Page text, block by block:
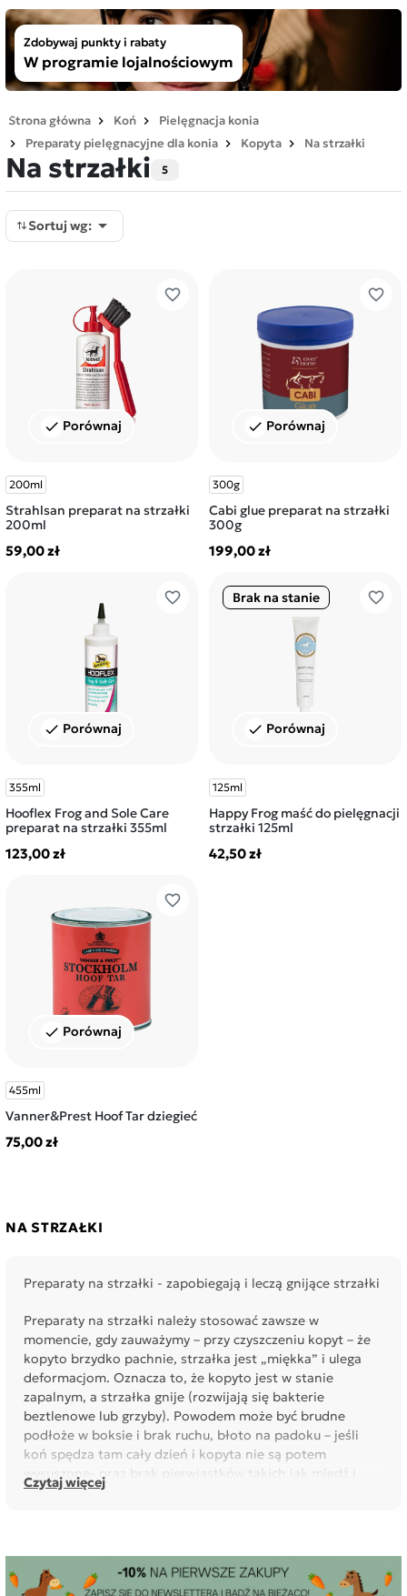
Zdobywaj punkty i rabaty
W programie lojalnościowym
Strona główna Koń
Pielęgnacja konia
Preparaty pielęgnacyjne dla konia
Kopyta Na strzałki
Na strzałki 5
Sortuj wg: 
favorite_border
check Porównaj
200ml
Strahlsan preparat na strzałki
200ml
59,00 zł
favorite_border
check Porównaj
300g
Cabi glue preparat na strzałki
300g
199,00 zł
favorite_border
check Porównaj
355ml
Hooflex Frog and Sole Care
preparat na strzałki 355ml
123,00 zł
favorite_border
check Porównaj
Brak na stanie
125ml
Happy Frog maść do pielęgnacji
strzałki 125ml
42,50 zł
favorite_border
check Porównaj
455ml
Vanner&Prest Hoof Tar dziegieć
75,00 zł
NA STRZAŁKI
Preparaty na strzałki - zapobiegają i leczą gnijące strzałki
Preparaty na strzałki należy stosować zawsze w
momencie, gdy zauważymy – przy czyszczeniu kopyt – że
kopyto brzydko pachnie, strzałka jest „miękka” i ulega
deformacjom. Oznacza to, że kopyto jest w stanie
zapalnym, a strzałka gnije (rozwijają się bakterie
beztlenowe lub grzyby). Powodem może być brudne
podłoże w boksie i brak ruchu, błoto na padoku – jeśli
koń spędza tam cały dzień i kopyta nie są potem
wysuszone- oraz brak pierwiastków takich jak miedź i
cynk.
następnie zdezynfekować i zaaplikować preparat,
przeważnie w postaci maści.
Czytaj więcej